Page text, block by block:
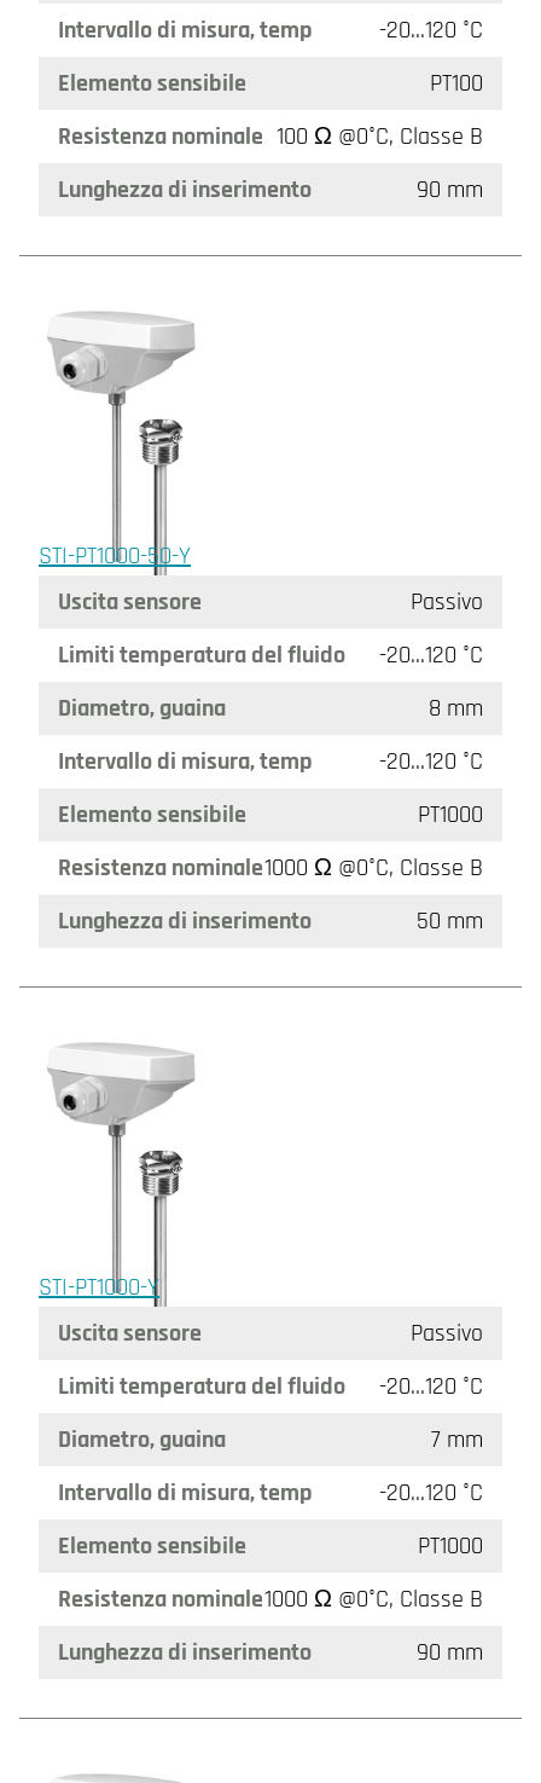
Intervallo di misura, temp
-20…120 °C
Elemento sensibile
PT100
Resistenza nominale 100 Ω @0°C, Classe B
Lunghezza di inserimento
90 mm
STI-PT1000-50-Y
Uscita sensore
Passivo
Limiti temperatura del fluido
-20…120 °C
Diametro, guaina
8 mm
Intervallo di misura, temp
-20…120 °C
Elemento sensibile
PT1000
Resistenza nominale1000 Ω @0°C, Classe B
Lunghezza di inserimento
50 mm
STI-PT1000-Y
Uscita sensore
Passivo
Limiti temperatura del fluido
-20…120 °C
Diametro, guaina
7 mm
Intervallo di misura, temp
-20…120 °C
Elemento sensibile
PT1000
Resistenza nominale1000 Ω @0°C, Classe B
Lunghezza di inserimento
90 mm